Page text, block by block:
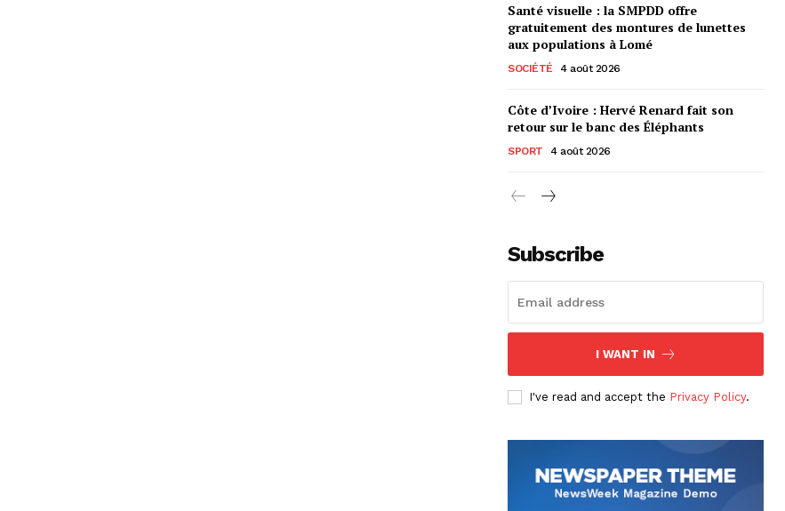
Santé visuelle : la SMPDD offre
gratuitement des montures de lunettes
aux populations à Lomé
SOCIÉTÉ 4 août 2026
Côte d’Ivoire : Hervé Renard fait son
retour sur le banc des Éléphants
SPORT 4 août 2026
Subscribe
I WANT IN
I've read and accept the Privacy Policy.